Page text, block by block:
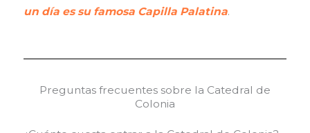
un día es su famosa Capilla Palatina.
Preguntas frecuentes sobre la Catedral de
Colonia